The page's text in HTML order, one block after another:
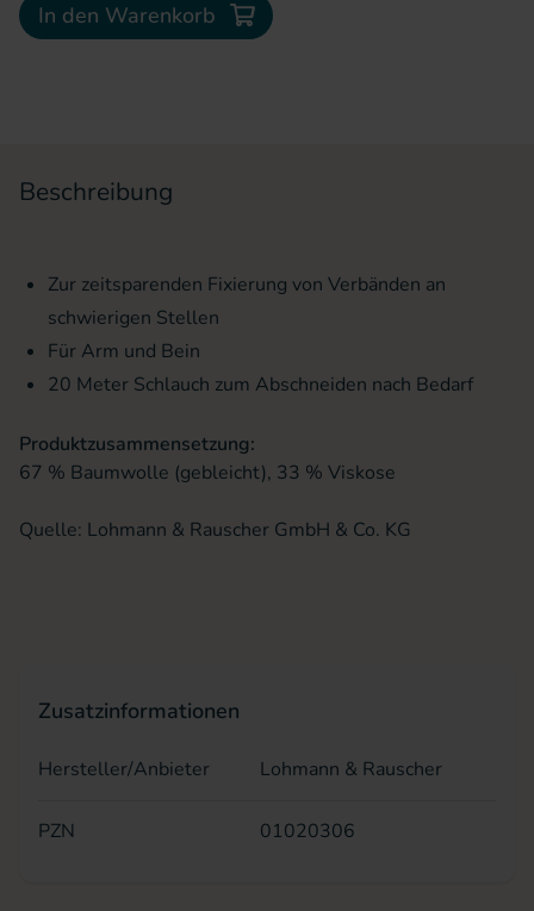
In den Warenkorb
Beschreibung
Zur zeitsparenden Fixierung von Verbänden an
schwierigen Stellen
Für Arm und Bein
20 Meter Schlauch zum Abschneiden nach Bedarf
Produktzusammensetzung:
67 % Baumwolle (gebleicht), 33 % Viskose
Quelle: Lohmann & Rauscher GmbH & Co. KG
Zusatzinformationen
Hersteller/Anbieter Lohmann & Rauscher
PZN 01020306